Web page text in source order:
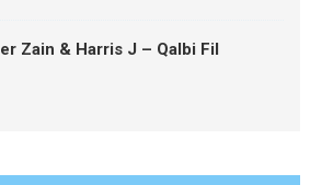
Zain & Harris J – Qalbi Fil